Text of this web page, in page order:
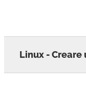
Linux -